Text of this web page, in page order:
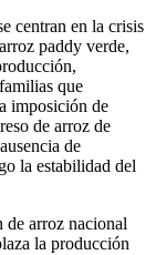
centran en la crisis
paddy verde,
que
imposición de
de arroz de
de
la estabilidad del
de arroz nacional
la producción